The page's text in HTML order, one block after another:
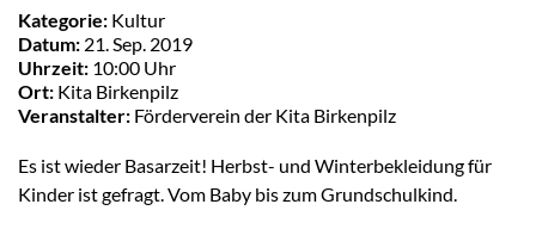
Kategorie: Kultur
Datum: 21. Sep. 2019
Uhrzeit: 10:00 Uhr
Ort: Kita Birkenpilz
Veranstalter: Förderverein der Kita Birkenpilz
Es ist wieder Basarzeit! Herbst- und Winterbekleidung für
Kinder ist gefragt. Vom Baby bis zum Grundschulkind.